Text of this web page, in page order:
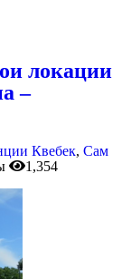
локации
–
Квебек, Сам
1,354